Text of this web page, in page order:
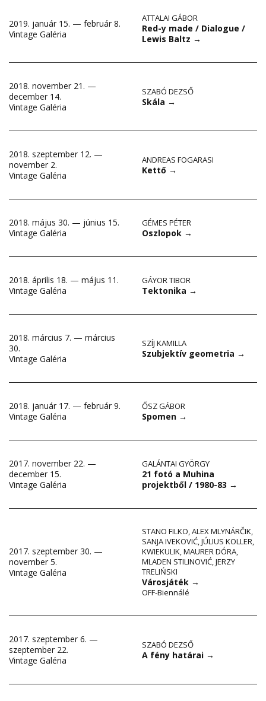
2019. január 15. — február 8.
Vintage Galéria
ATTALAI GÁBOR
Red-y made / Dialogue /
Lewis Baltz →
2018. november 21. —
december 14.
Vintage Galéria
SZABÓ DEZSŐ
Skála →
2018. szeptember 12. —
november 2.
Vintage Galéria
ANDREAS FOGARASI
Kettő →
2018. május 30. — június 15.
Vintage Galéria
GÉMES PÉTER
Oszlopok →
2018. április 18. — május 11.
Vintage Galéria
GÁYOR TIBOR
Tektonika →
2018. március 7. — március
30.
Vintage Galéria
SZÍJ KAMILLA
Szubjektív geometria →
2018. január 17. — február 9.
Vintage Galéria
ŐSZ GÁBOR
Spomen →
2017. november 22. —
december 15.
Vintage Galéria
GALÁNTAI GYÖRGY
21 fotó a Muhina
projektből / 1980-83 →
2017. szeptember 30. —
november 5.
Vintage Galéria
STANO FILKO,ALEX MLYNÁRČIK,
SANJA IVEKOVIĆ,JÚLIUS KOLLER,
KWIEKULIK,MAURER DÓRA,
MLADEN STILINOVIĆ,JERZY
TRELIŃSKI
Városjáték →
OFF-Biennálé
2017. szeptember 6. —
szeptember 22.
Vintage Galéria
SZABÓ DEZSŐ
A fény határai →